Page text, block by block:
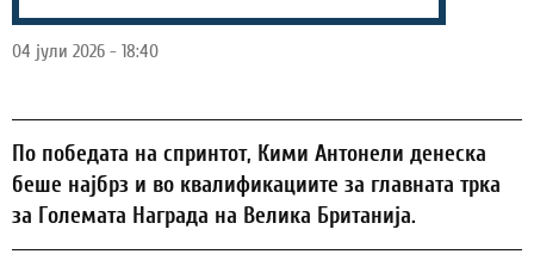
04 јули 2026 - 18:40
По победата на спринтот, Кими Антонели денеска
беше најбрз и во квалификациите за главната трка
за Големата Награда на Велика Британија.